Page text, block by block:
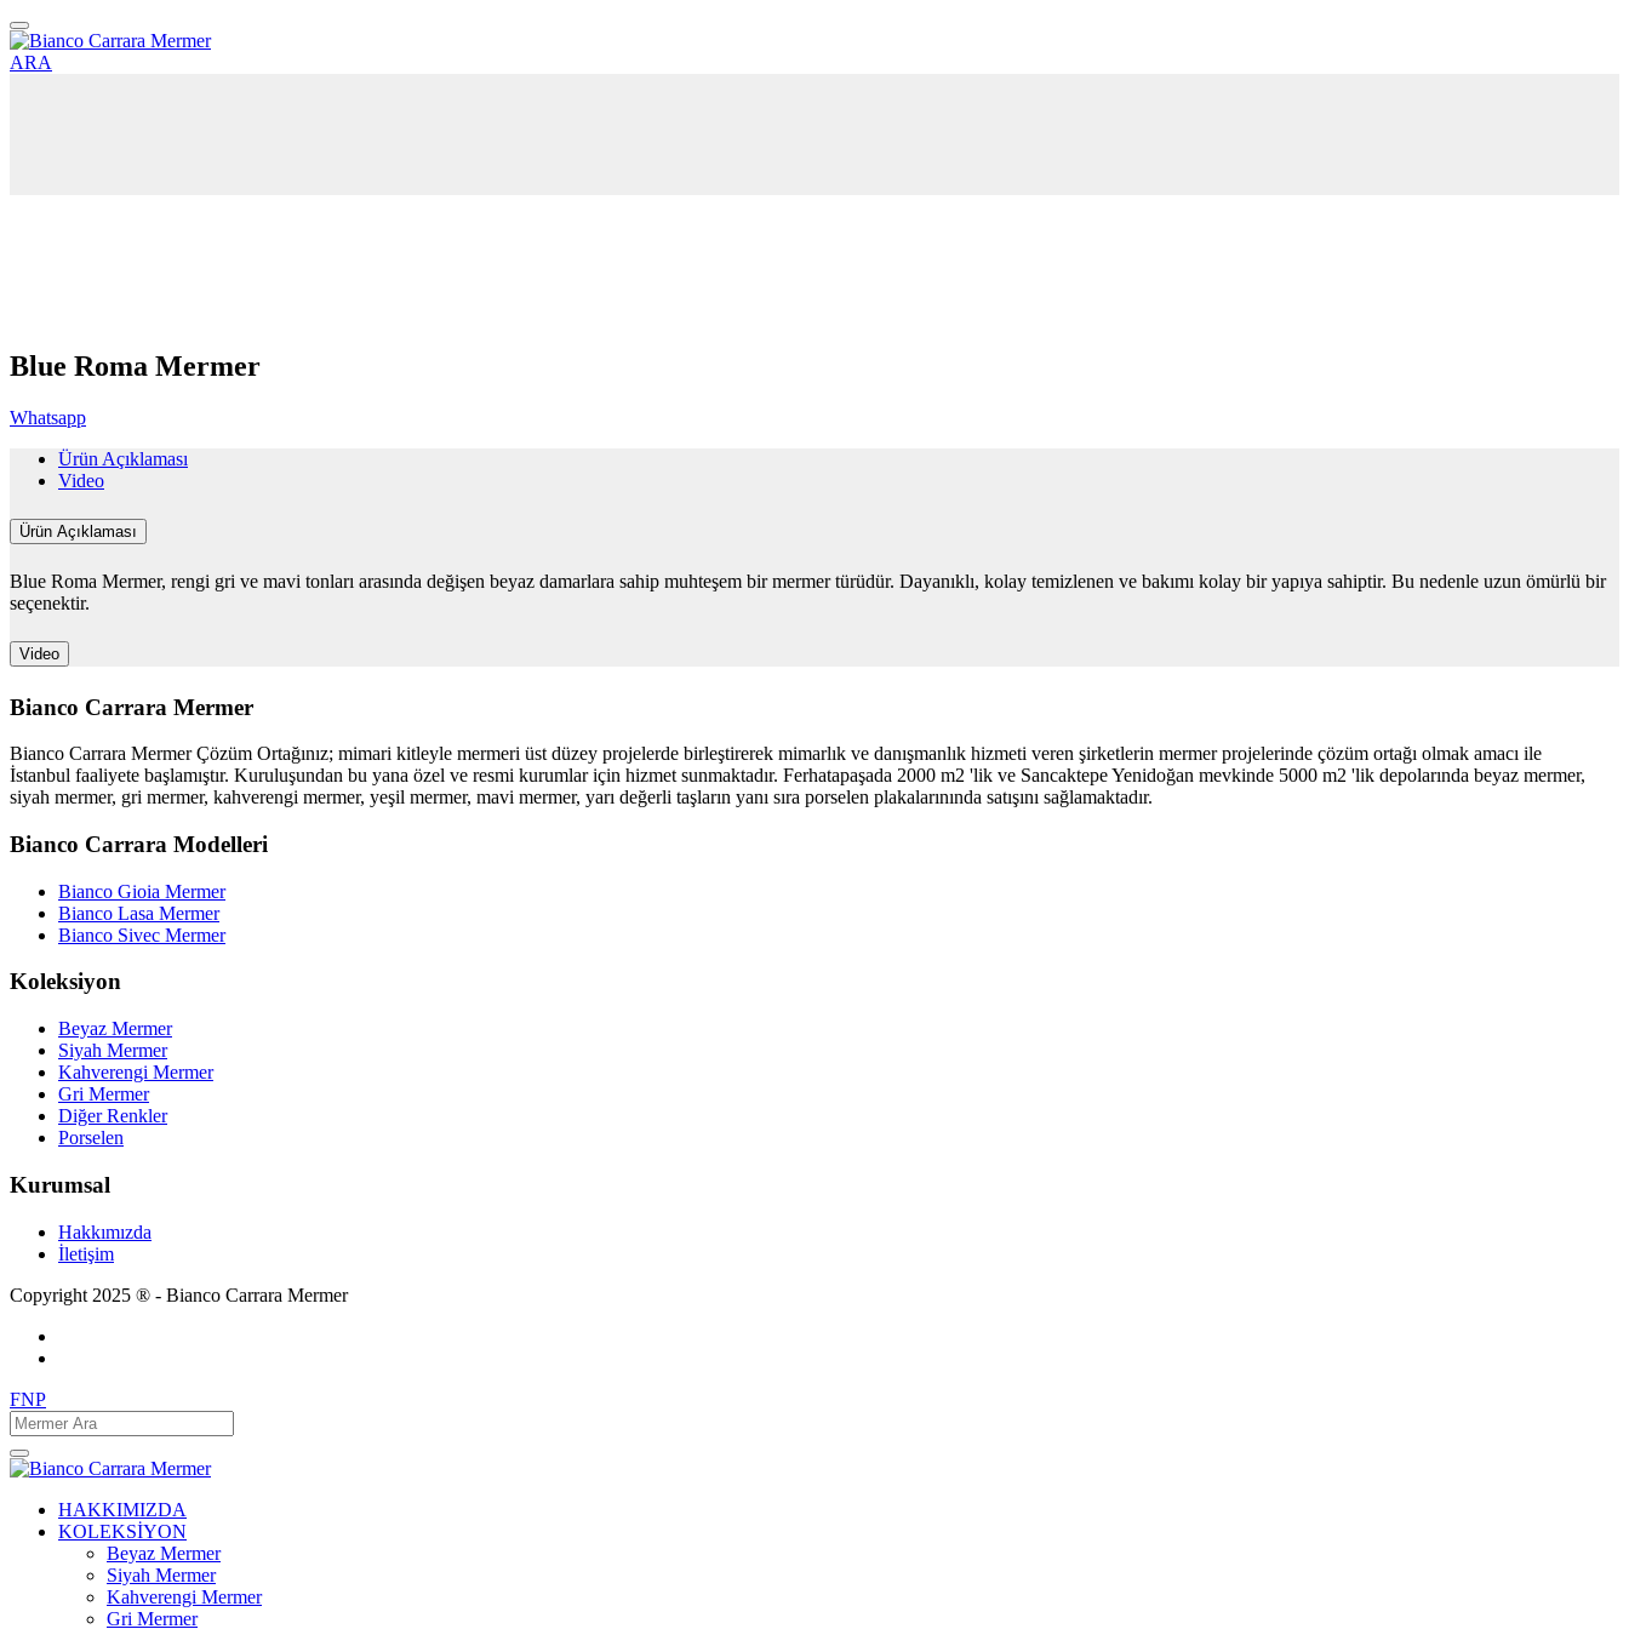
ARA
Blue Roma Mermer
Whatsapp
Ürün Açıklaması
Video
Ürün Açıklaması
Blue Roma Mermer, rengi gri ve mavi tonları arasında değişen beyaz damarlara sahip muhteşem bir mermer türüdür. Dayanıklı, kolay temizlenen ve bakımı kolay bir yapıya sahiptir. Bu nedenle uzun ömürlü bir
seçenektir.
Video
Bianco Carrara Mermer
Bianco Carrara Mermer Çözüm Ortağınız; mimari kitleyle mermeri üst düzey projelerde birleştirerek mimarlık ve danışmanlık hizmeti veren şirketlerin mermer projelerinde çözüm ortağı olmak amacı ile
İstanbul faaliyete başlamıştır. Kuruluşundan bu yana özel ve resmi kurumlar için hizmet sunmaktadır. Ferhatapaşada 2000 m2 'lik ve Sancaktepe Yenidoğan mevkinde 5000 m2 'lik depolarında beyaz mermer,
siyah mermer, gri mermer, kahverengi mermer, yeşil mermer, mavi mermer, yarı değerli taşların yanı sıra porselen plakalarınında satışını sağlamaktadır.
Bianco Carrara Modelleri
Bianco Gioia Mermer
Bianco Lasa Mermer
Bianco Sivec Mermer
Koleksiyon
Beyaz Mermer
Siyah Mermer
Kahverengi Mermer
Gri Mermer
Diğer Renkler
Porselen
Kurumsal
Hakkımızda
İletişim
Copyright 2025 ® - Bianco Carrara Mermer
FNP
HAKKIMIZDA
KOLEKSİYON
Beyaz Mermer
Siyah Mermer
Kahverengi Mermer
Gri Mermer